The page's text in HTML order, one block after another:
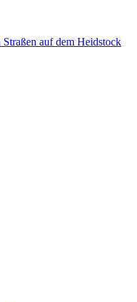
auf dem Heidstock